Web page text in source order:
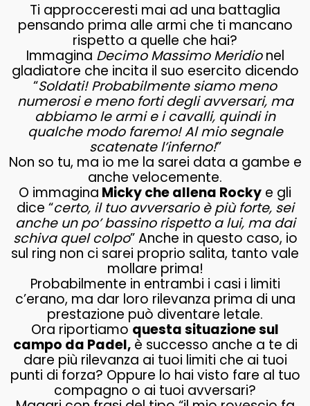
Ti approcceresti mai ad una battaglia
pensando prima alle armi che ti mancano
rispetto a quelle che hai?
Immagina Decimo Massimo Meridionel
gladiatore che incita il suo esercito dicendo
“Soldati! Probabilmente siamo meno
numerosi e meno forti degli avversari, ma
abbiamo le armi e i cavalli, quindi in
qualche modo faremo! Al mio segnale
scatenate l’inferno!”
Non so tu, ma io me la sarei data a gambe e
anche velocemente.
O immagina Micky che allena Rocky e gli
dice “certo, il tuo avversario è più forte, sei
anche un po’ bassino rispetto a lui, ma dai
schiva quel colpo” Anche in questo caso, io
sul ring non ci sarei proprio salita, tanto vale
mollare prima!
Probabilmente in entrambi i casi i limiti
c’erano, ma dar loro rilevanza prima di una
prestazione può diventare letale.
Ora riportiamo questa situazione sul
campo da Padel,è successo anche a te di
dare più rilevanza ai tuoi limiti che ai tuoi
punti di forza? Oppure lo hai visto fare al tuo
compagno o ai tuoi avversari?